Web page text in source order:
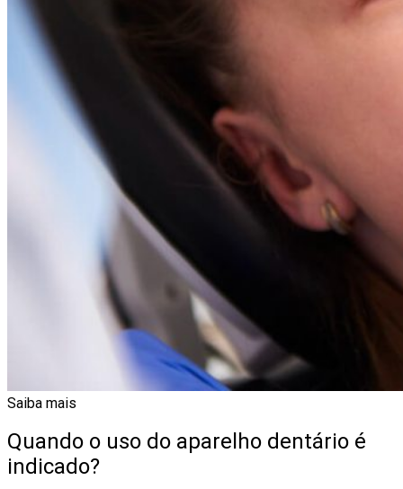
Saiba mais
Quando o uso do aparelho dentário é
indicado?